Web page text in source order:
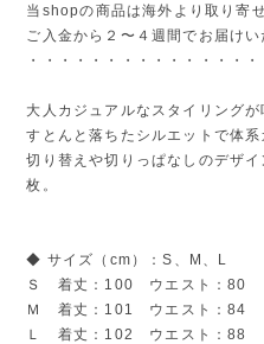
当shopの商品は海外より取り寄
ご入金から２〜４週間でお届けい
・・・・・・・・・・・・・・・
大人カジュアルなスタイリング
すとんと落ちたシルエットで体
切り替えや切りっぱなしのデザ
枚。
◆ サイズ（cm）：S、M、L
Ｓ 着丈：100 ウエスト：80
Ｍ 着丈：101 ウエスト：84
Ｌ 着丈：102 ウエスト：88